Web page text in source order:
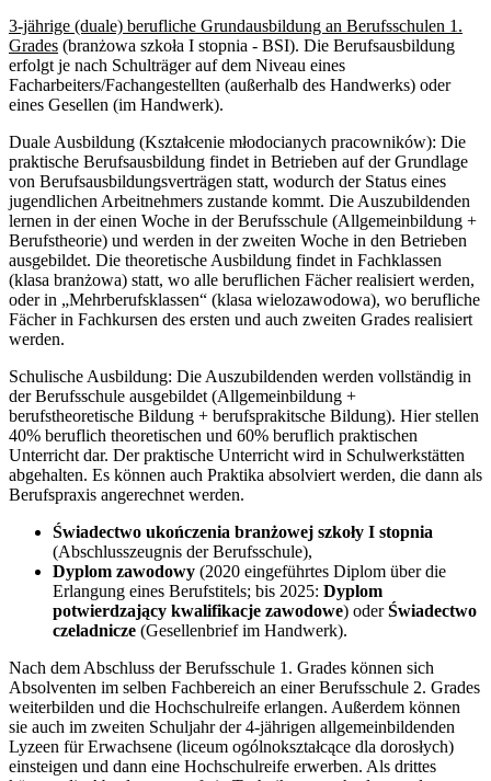
3-jährige (duale) berufliche Grundausbildung an Berufsschulen 1.
Grades (branżowa szkoła I stopnia - BSI). Die Berufsausbildung
erfolgt je nach Schulträger auf dem Niveau eines
Facharbeiters/Fachangestellten (außerhalb des Handwerks) oder
eines Gesellen (im Handwerk).
Duale Ausbildung (Kształcenie młodocianych pracowników): Die
praktische Berufsausbildung findet in Betrieben auf der Grundlage
von Berufsausbildungsverträgen statt, wodurch der Status eines
jugendlichen Arbeitnehmers zustande kommt. Die Auszubildenden
lernen in der einen Woche in der Berufsschule (Allgemeinbildung +
Berufstheorie) und werden in der zweiten Woche in den Betrieben
ausgebildet. Die theoretische Ausbildung findet in Fachklassen
(klasa branżowa) statt, wo alle beruflichen Fächer realisiert werden,
oder in „Mehrberufsklassen“ (klasa wielozawodowa), wo berufliche
Fächer in Fachkursen des ersten und auch zweiten Grades realisiert
werden.
Schulische Ausbildung: Die Auszubildenden werden vollständig in
der Berufsschule ausgebildet (Allgemeinbildung +
berufstheoretische Bildung + berufsprakitsche Bildung). Hier stellen
40% beruflich theoretischen und 60% beruflich praktischen
Unterricht dar. Der praktische Unterricht wird in Schulwerkstätten
abgehalten. Es können auch Praktika absolviert werden, die dann als
Berufspraxis angerechnet werden.
Świadectwo ukończenia branżowej szkoły I stopnia
(Abschlusszeugnis der Berufsschule),
Dyplom zawodowy (2020 eingeführtes Diplom über die
Erlangung eines Berufstitels; bis 2025: Dyplom
potwierdzający kwalifikacje zawodowe) oderŚwiadectwo
czeladnicze (Gesellenbrief im Handwerk).
Nach dem Abschluss der Berufsschule 1. Grades können sich
Absolventen im selben Fachbereich an einer Berufsschule 2. Grades
weiterbilden und die Hochschulreife erlangen. Außerdem können
sie auch im zweiten Schuljahr der 4-jährigen allgemeinbildenden
Lyzeen für Erwachsene (liceum ogólnokształcące dla dorosłych)
einsteigen und dann eine Hochschulreife erwerben. Als drittes